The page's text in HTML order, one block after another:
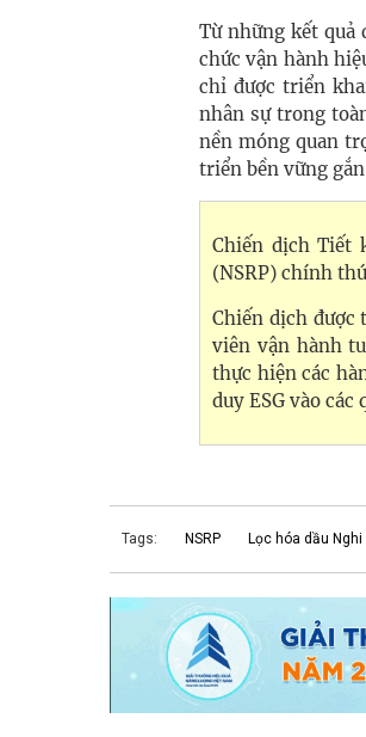
Từ những kết quả
chức vận hành
chỉ được triển
nhân sự trong
nền móng quan
triển bền vững
Chiến dịch Tiết
(NSRP) chính
Chiến dịch được
viên vận hành
thực hiện các
duy ESG vào
Tags: NSRP Lọc hóa dầu Nghi